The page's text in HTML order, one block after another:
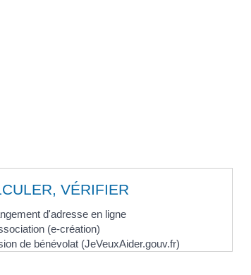
VÉRIFIER
d'adresse en ligne
(e-création)
de bénévolat (JeVeuxAider.gouv.fr)